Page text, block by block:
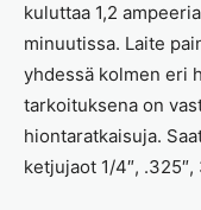
kuluttaa 1,2
minuutissa. Laite
yhdessä kolmen eri
tarkoituksena on
hiontaratkaisuja.
ketjujaot 1/4″, .325″,